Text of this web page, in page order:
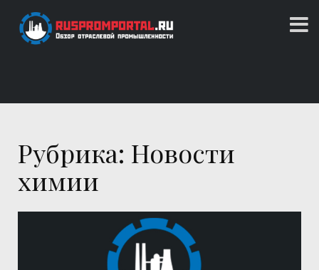
content
Рубрика: Новости
химии